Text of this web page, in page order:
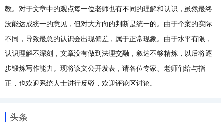
教。对于文章中的观点每一位老师也有不同的理解和认识，虽然最终
没能达成统一的意见，但对大方向的判断是统一的。由于个案的实际
不同，导致最总的认识会出现偏差，属于正常现象。由于水平有限，
认识理解不深刻，文章没有做到法理交融，叙述不够精炼，以后将逐
步锻炼写作能力。现将该文公开发表，请各位专家、老师们给与指
正，也欢迎系统人士进行反驳，欢迎评论区讨论。
头条